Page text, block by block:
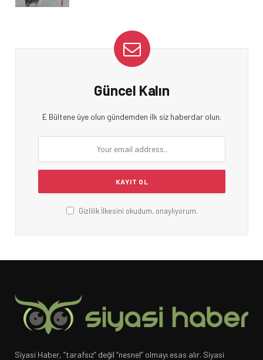
Güncel Kalın
E Bültene üye olun gündemden ilk siz haberdar olun.
Gizlilik İlkesini okudum, onaylıyorum.
Siyasi Haber, “tarafsız” değil “nesnel” olmayı esas alır. Siyasi